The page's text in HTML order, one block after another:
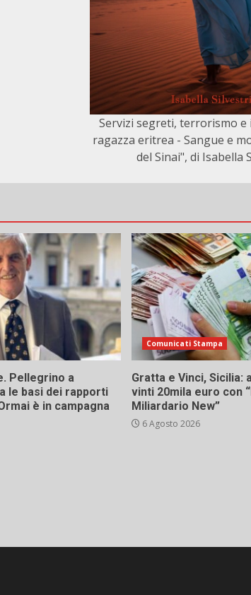
Servizi segreti, terrorismo e
ragazza eritrea - Sangue e
del Sinai", di Isabella
Pellegrino a
le basi dei rapporti
è in campagna
Comunicati Stampa
Gratta e Vinci, Sicilia:
vinti 20mila euro con
Miliardario New”
6 Agosto 2026